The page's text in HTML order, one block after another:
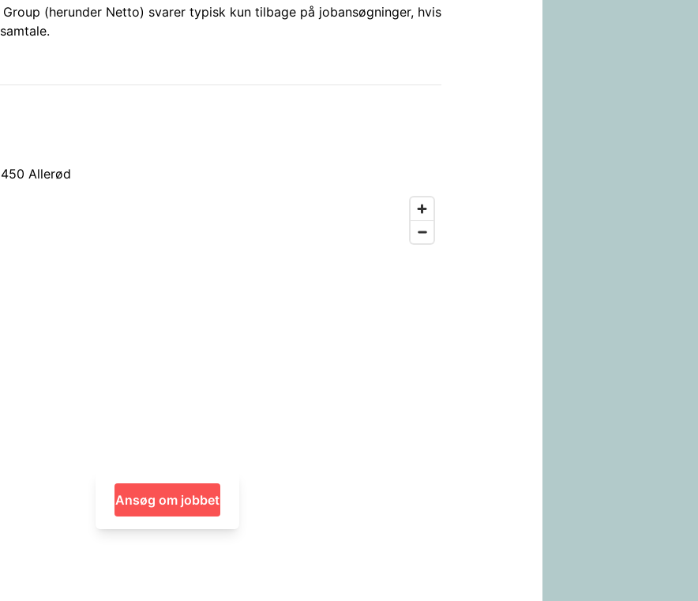
Group (herunder Netto) svarer typisk kun tilbage på jobansøgninger, hvis
Allerød
Ansøg om jobbet